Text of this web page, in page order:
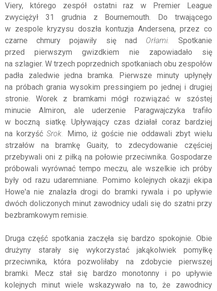
Viery, którego zespół ostatni raz w Premier League
zwyciężył 31 grudnia z Bournemouth. Do trwającego
w zespole kryzysu doszła kontuzja Andersena, przez co
czarne chmury pojawiły się nad Orłami.
Spotkanie
przed pierwszym gwizdkiem nie zapowiadało się
na szlagier. W trzech poprzednich spotkaniach obu zespołów
padła zaledwie jedna bramka. Pierwsze minuty upłynęły
na próbach grania wysokim pressingiem po jednej i drugiej
stronie. Worek z bramkami mógł rozwiązać w szóstej
minucie Almiron, ale uderzenie Paragwajczyka trafiło
w boczną siatkę. Upływający czas działał coraz bardziej
na korzyśćSrok. Mimo, iż goście nie oddawali zbyt wielu
strzałów na bramkę Guaity, to zdecydowanie częściej
przebywali oni z piłką na połowie przeciwnika. Gospodarze
próbowali wyrównać tempo meczu, ale wszelkie ich próby
były od razu udaremniane. Pomimo kolejnych okazji ekipa
Howe'a nie znalazła drogi do bramki rywala i po upływie
dwóch doliczonych minut zawodnicy udali się do szatni przy
bezbramkowym remisie.
Druga część spotkania zaczęła się bardzo spokojnie. Obie
drużyny starały się wykorzystać jakąkolwiek pomyłkę
przeciwnika, która pozwoliłaby na zdobycie pierwszej
bramki. Mecz stał się bardzo monotonny i po upływie
kolejnych minut wiele wskazywało na to, że zawodnicy